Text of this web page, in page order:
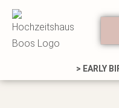
Zum
Inhalt
springen
> EARLY